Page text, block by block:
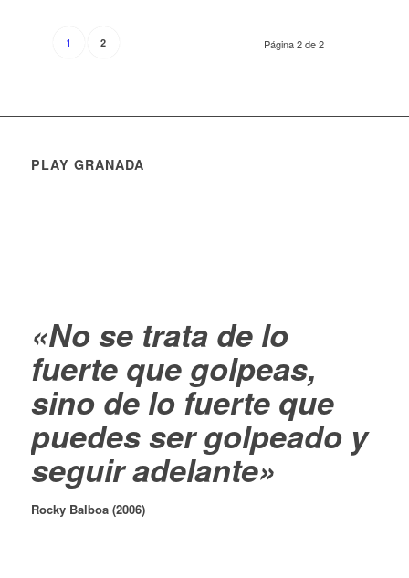
Página 2 de 2
1 2
PLAY GRANADA
«No se trata de lo
fuerte que golpeas,
sino de lo fuerte que
puedes ser golpeado y
seguir adelante»
Rocky Balboa (2006)